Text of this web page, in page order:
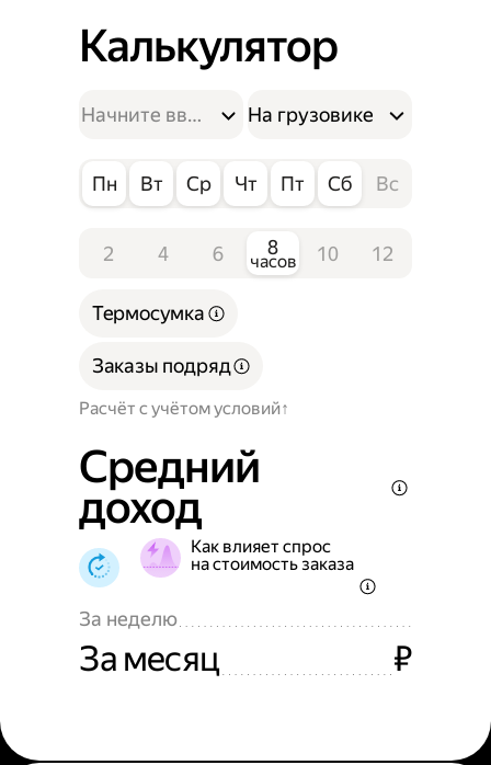
Калькулятор
На грузовике
Пн Вт Ср Чт Пт Сб Вс
2 4 6 8
часов 10 12
Расчёт с учётом условий
Термосумка
Заказы подряд
Средний
доход
Как влияет спрос
на стоимость заказа
За неделю
За месяц ₽